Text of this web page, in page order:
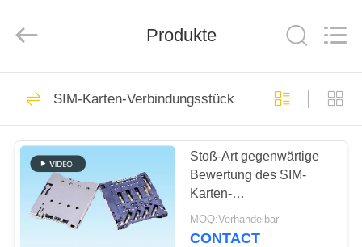
HAUS
PRODUKTE
ÜBER
UNS
Copyright
Dalee
Developed
fpc
Kabelverbindungsstück
Produkte
SIM-Karten-Verbindungsstück
Stoß-Art gegenwärtige
Bewertung des SIM-
Karten-
Verbindungsstück-1.0A
mit CD ermitteln Fuß
MOQ:Verhandelbar
CONTACT